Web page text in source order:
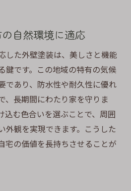
自然環境に適応
した外壁塗装は、美しさと機能
鍵です。この地域の特有の気候
であり、防水性や耐久性に優れ
、長期間にわたり家を守りま
込む色合いを選ぶことで、周囲
外観を実現できます。こうした
宅の価値を長持ちさせることが